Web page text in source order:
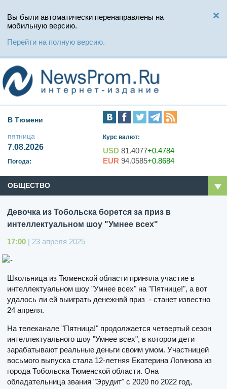
Вы были автоматически перенаправлены на
мобильную версию.
Перейти на полную версию.
В Тюмени
пятница
7.08.2026
Погода:
Курс валют:
USD 81.4077+0.4784
EUR 94.0585+0.8684
ОБЩЕСТВО
Девочка из Тобольска борется за приз в
интеллектуальном шоу "Умнее всех"
17:00 | 23 апреля 2025
Школьница из Тюменской области приняла участие в
интеллектуальном шоу "Умнее всех" на "Пятнице!", а вот
удалось ли ей выиграть денежнвй приз - станет известно
24 апреля.
На телеканале "Пятница!" продолжается четвертый сезон
интеллектуального шоу "Умнее всех", в котором дети
зарабатывают реальные деньги своим умом. Участницей
восьмого выпуска стала 12-летняя Екатерина Логинова из
города Тобольска Тюменской области. Она
обладательница звания "Эрудит" с 2020 по 2022 год,